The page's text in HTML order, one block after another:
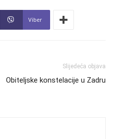
Viber
Slijedeća objava
Obiteljske konstelacije u Zadru